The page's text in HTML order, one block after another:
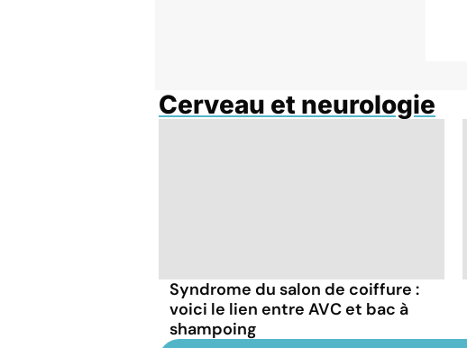
Cerveau et neurologie
Syndrome du salon de coiffure :
voici le lien entre AVC et bac à
shampoing